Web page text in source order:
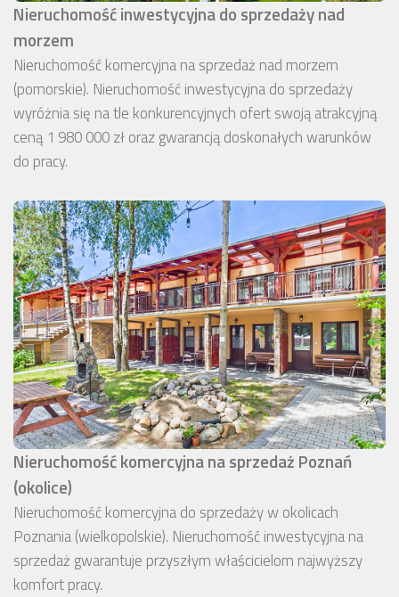
Nieruchomość inwestycyjna do sprzedaży nad
morzem
Nieruchomość komercyjna na sprzedaż nad morzem
(pomorskie). Nieruchomość inwestycyjna do sprzedaży
wyróżnia się na tle konkurencyjnych ofert swoją atrakcyjną
ceną 1 980 000 zł oraz gwarancją doskonałych warunków
do pracy.
Nieruchomość komercyjna na sprzedaż Poznań
(okolice)
Nieruchomość komercyjna do sprzedaży w okolicach
Poznania (wielkopolskie). Nieruchomość inwestycyjna na
sprzedaż gwarantuje przyszłym właścicielom najwyższy
komfort pracy.